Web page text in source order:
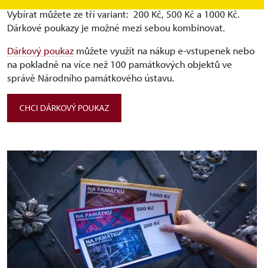
Vybírat můžete ze tří variant: ⁠ 200 Kč, 500 Kč a 1000 Kč.
Dárkové poukazy je možné mezi sebou kombinovat.
Dárkový poukaz můžete využít na nákup e-vstupenek nebo
na pokladně na více než 100 památkových objektů ve
správě Národního památkového ústavu.
CHCI DÁRKOVÝ POUKAZ